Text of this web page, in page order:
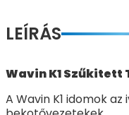
LEÍRÁS
Wavin K1 Szűkitett
A Wavin K1 idomok